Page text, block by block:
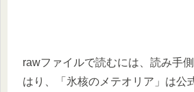
rawファイルで読むには、読み手
はり、「氷核のメテオリア」は公